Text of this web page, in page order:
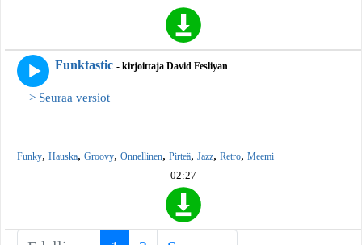
Funktastic - kirjoittaja David Fesliyan
> Seuraa versiot
Funky, Hauska, Groovy, Onnellinen, Pirteä, Jazz, Retro, Meemi
02:27